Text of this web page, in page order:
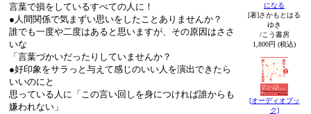
言葉で損をしているすべての人に！
●人間関係で気まずい思いをしたことありませんか？
誰でも一度や二度はあると思いますが、その原因はささ
いな
「言葉づかいだったりしていませんか？
●好印象をサラっと与えて感じのいい人を演出できたら
いいのにと
思っている人に「この言い回しを身につければ誰からも
嫌われない」
になる
[著]さかもとはる
ゆき
/こう書房
1,800円 (税込)
[オーディオブッ
ク]